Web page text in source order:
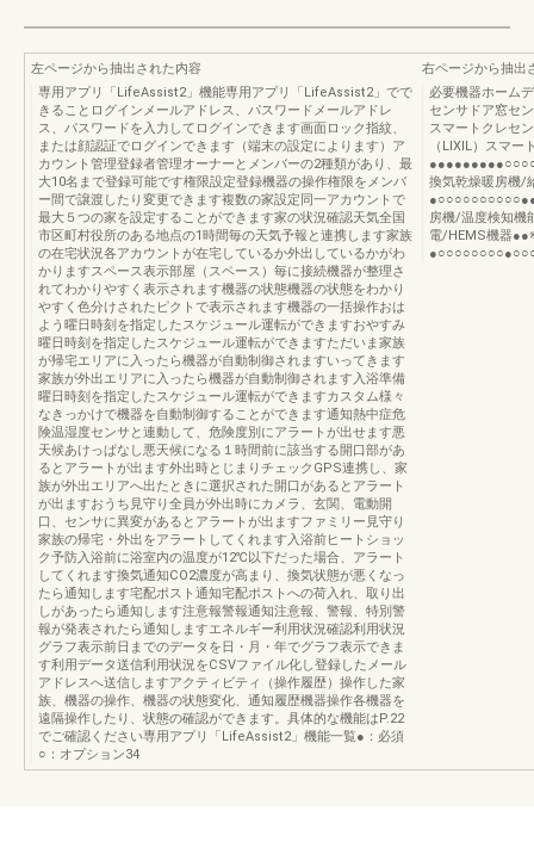
左ページから抽出された内容
専用アプリ「LifeAssist2」機能専用アプリ「LifeAssist2」でで
きることログインメールアドレス、パスワードメールアドレ
ス、パスワードを入力してログインできます画面ロック指紋、
または顔認証でログインできます（端末の設定によります）ア
カウント管理登録者管理オーナーとメンバーの2種類があり、最
大10名まで登録可能です権限設定登録機器の操作権限をメンバ
ー間で譲渡したり変更できます複数の家設定同一アカウントで
最大５つの家を設定することができます家の状況確認天気全国
市区町村役所のある地点の1時間毎の天気予報と連携します家族
の在宅状況各アカウントが在宅しているか外出しているかがわ
かりますスペース表示部屋（スペース）毎に接続機器が整理さ
れてわかりやすく表示されます機器の状態機器の状態をわかり
やすく色分けされたピクトで表示されます機器の一括操作おは
よう曜日時刻を指定したスケジュール運転ができますおやすみ
曜日時刻を指定したスケジュール運転ができますただいま家族
が帰宅エリアに入ったら機器が自動制御されますいってきます
家族が外出エリアに入ったら機器が自動制御されます入浴準備
曜日時刻を指定したスケジュール運転ができますカスタム様々
なきっかけで機器を自動制御することができます通知熱中症危
険温湿度センサと連動して、危険度別にアラートが出せます悪
天候あけっぱなし悪天候になる１時間前に該当する開口部があ
るとアラートが出ます外出時とじまりチェックGPS連携し、家
族が外出エリアへ出たときに選択された開口があるとアラート
が出ますおうち見守り全員が外出時にカメラ、玄関、電動開
口、センサに異変があるとアラートが出ますファミリー見守り
家族の帰宅・外出をアラートしてくれます入浴前ヒートショッ
ク予防入浴前に浴室内の温度が12℃以下だった場合、アラート
してくれます換気通知CO2濃度が高まり、換気状態が悪くなっ
たら通知します宅配ポスト通知宅配ポストへの荷入れ、取り出
しがあったら通知します注意報警報通知注意報、警報、特別警
報が発表されたら通知しますエネルギー利用状況確認利用状況
グラフ表示前日までのデータを日・月・年でグラフ表示できま
す利用データ送信利用状況をCSVファイル化し登録したメール
アドレスへ送信しますアクティビティ（操作履歴）操作した家
族、機器の操作、機器の状態変化、通知履歴機器操作各機器を
遠隔操作したり、状態の確認ができます。具体的な機能はP.22
でご確認ください専用アプリ「LifeAssist2」機能一覧●：必須
○：オプション34
右ページから抽出
必要機器ホーム
センサドア窓セ
スマートクレセ
（LIXIL）スマ
換気乾燥暖房機/
房機/温度検知機
電/HEMS機器